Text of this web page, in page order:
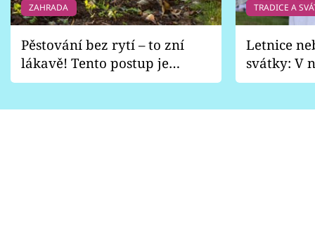
ZAHRADA
Pěstování bez rytí – to zní
lákavě! Tento postup je
vhodný jen pro některé
TRADICE A
Letnice
svátky: V
pondělí